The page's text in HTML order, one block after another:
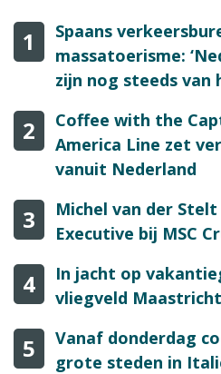
1
Spaans
massatoerisme:
zijn nog steeds van
2
Coffee with the
America Line zet
vanuit Nederland
3
Michel van der Stelt
Executive bij MSC
4
In jacht op
vliegveld
5
Vanaf donderdag
grote steden in